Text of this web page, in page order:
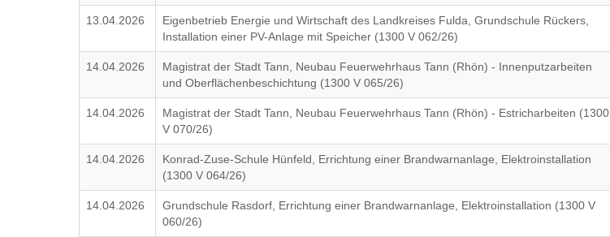
13.04.2026
Eigenbetrieb Energie und Wirtschaft des Landkreises Fulda, Grundschule Rückers,
Installation einer PV-Anlage mit Speicher (1300 V 062/26)
14.04.2026
Magistrat der Stadt Tann, Neubau Feuerwehrhaus Tann (Rhön) - Innenputzarbeiten
und Oberflächenbeschichtung (1300 V 065/26)
14.04.2026
Magistrat der Stadt Tann, Neubau Feuerwehrhaus Tann (Rhön) - Estricharbeiten (1300
V 070/26)
14.04.2026
Konrad-Zuse-Schule Hünfeld, Errichtung einer Brandwarnanlage, Elektroinstallation
(1300 V 064/26)
14.04.2026
Grundschule Rasdorf, Errichtung einer Brandwarnanlage, Elektroinstallation (1300 V
060/26)